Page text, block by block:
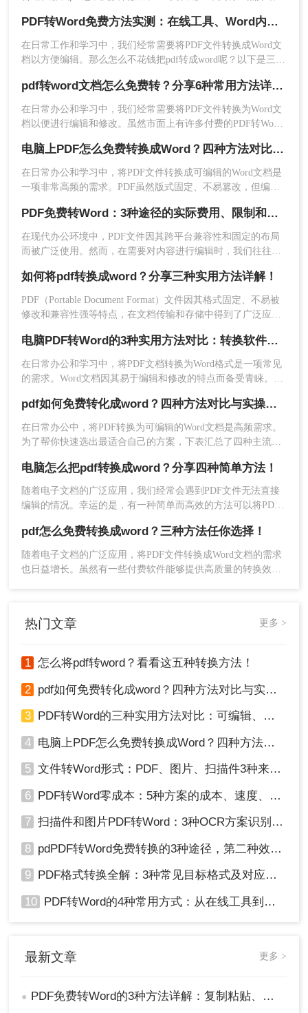
3、如果有要求的话设置一下转换设置。最后
点击开始转换，等待转换结果即可。
传文件有大小限制。
三、使用Microsoft Word直接转换
利用Word 2013及以上版本内置功能直接打开PDF
并另存为Word文档。
优点：
✅ 无需安装额外工具
✅ 支持简单排版转换（字体、段落）
缺点：
❌ 扫描版PDF无法转换
推荐工具：Microsoft Word
操作步骤
成；
3、检查内容格式，点击「文件」→「另存
为」→ 选择「.docx」格式保存。
方法对比与总结
方法 适用场景 推荐工具
直接复
纯文字、无格式
无需工具
题。
PDF转Word免费方法实测：在线工具、Word内置功能与手动复制3种方式对比！
在日常工作和学习中，我们经常需要将PDF文件转换成Word文
档以方便编辑。那么怎么不花钱把pdf转成word呢？以下是三种
最适合的方式。
pdf转word文档怎么免费转？分享6种常用方法详解！
在日常办公和学习中，我们经常需要将PDF文件转换为Word文
档以便进行编辑和修改。虽然市面上有许多付费的PDF转Word
pdf转word文档怎么免费转呢？本文将详细介绍几种常用的免费
PDF转Word文档的方法。
电脑上PDF怎么免费转换成Word？四种方法对比与实操指南（附详细表格）!
在日常办公和学习中，将PDF文件转换成可编辑的Word文档是
一项非常高频的需求。PDF虽然版式固定、不易篡改，但编辑
了帮你快速选出最适合自己的转换方式，下表汇总了四种主流
免费方法的核心差异：
PDF免费转Word：3种途径的实际费用、限制和效果对比！
在现代办公环境中，PDF文件因其跨平台兼容性和固定的布局
而被广泛使用。然而，在需要对内容进行编辑时，我们往往需
呢？本文将介绍三种常用的免费方法来实现这一目标。
如何将pdf转换成word？分享三种实用方法详解！
PDF（Portable Document Format）文件因其格式固定、不易被
修改和兼容性强等特点，在文档传输和存储中得到了广泛应
Word文档，以便进行编辑和修改。那么如何将pdf转换成word
呢？本文将介绍三种将PDF转换成Word的实用方法。
电脑PDF转Word的3种实用方法对比：转换软件、Word内置功能与在线工具详解！
在日常办公和学习中，将PDF文档转换为Word格式是一项常见
的需求。Word文档因其易于编辑和修改的特点而备受青睐。那
Word的实用方法。
pdf如何免费转化成word？四种方法对比与实操指南（附详细表格）
在日常办公中，将PDF转换为可编辑的Word文档是高频需求。
为了帮你快速选出最适合自己的方案，下表汇总了四种主流免
电脑怎么把pdf转换成word？分享四种简单方法！
随着电子文档的广泛应用，我们经常会遇到PDF文件无法直接
编辑的情况。幸运的是，有一种简单而高效的方法可以将PDF
辑。那么电脑怎么把pdf转换成word呢？本文将为您介绍几种方
法和工具，让您轻松实现这个目标。
pdf怎么免费转换成word？三种方法任你选择！
随着电子文档的广泛应用，将PDF文件转换成Word文档的需求
也日益增长。虽然有一些付费软件能够提供高质量的转换效
热门文章 更多 >
1 怎么将pdf转word？看看这五种转换方法！
2 pdf如何免费转化成word？四种方法对比与实操指南（附详细表格）
3 PDF转Word的三种实用方法对比：可编辑、保格式、避风险！
4 电脑上PDF怎么免费转换成Word？四种方法对比与实操指南（附详细表格）!
5 文件转Word形式：PDF、图片、扫描件3种来源分别怎么处理！
6 PDF转Word零成本：5种方案的成本、速度、精度对比！
7 扫描件和图片PDF转Word：3种OCR方案识别率实测！
8 pdPDF转Word免费转换的3种途径，第二种效率最高！
9 PDF格式转换全解：3种常见目标格式及对应操作方法！
10 PDF转Word的4种常用方式：从在线工具到桌面软件全梳理！
最新文章 更多 >
● PDF免费转Word的3种方法详解：复制粘贴、在线工具与Word内置转换效果对比！